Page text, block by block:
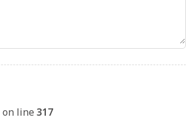
on line 317